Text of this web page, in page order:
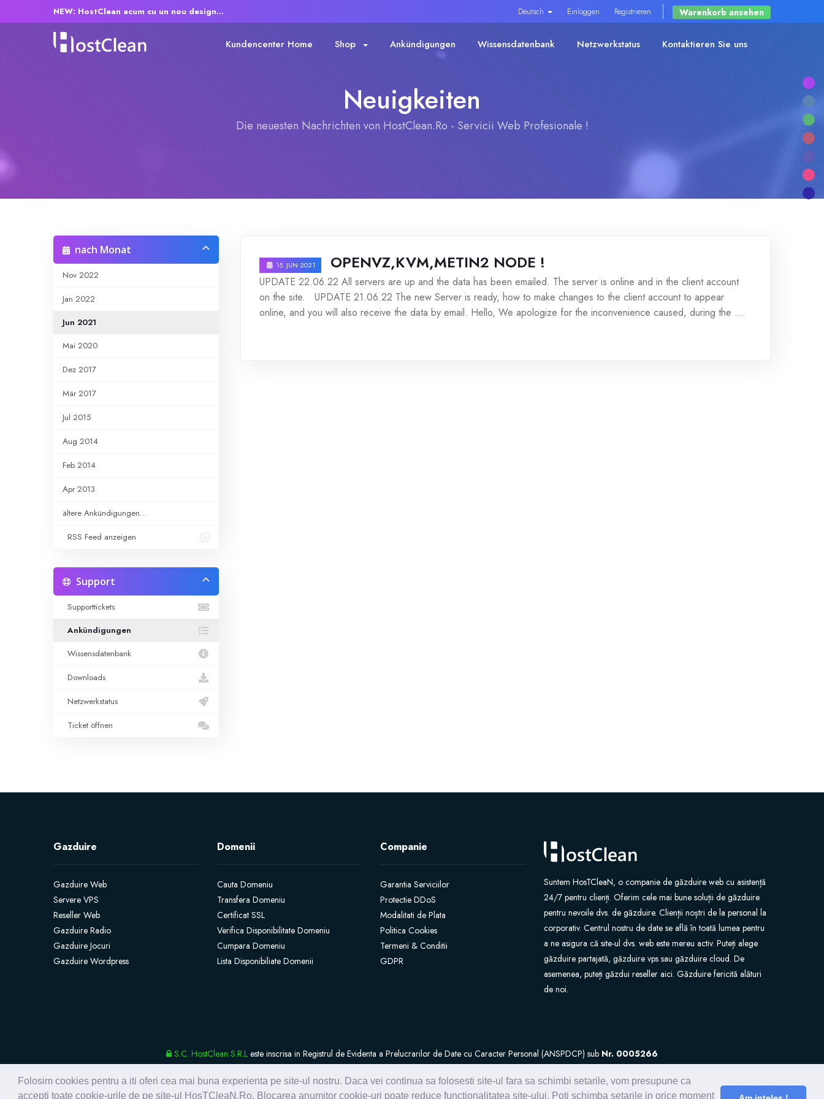
Folosim cookies pentru a iti oferi cea mai buna experienta pe site-ul nostru. Daca vei continua sa folosesti site-ul fara sa schimbi setarile, vom presupune ca
accepti toate cookie-urile de pe site-ul HosTCleaN.Ro. Blocarea anumitor cookie-uri poate reduce functionalitatea site-ului. Poti schimba setarile in orice moment
NEW: HostClean acum cu un nou design... Deutsch Einloggen Registrieren Warenkorb ansehen
Kundencenter Home Shop Ankündigungen Wissensdatenbank Netzwerkstatus Kontaktieren Sie uns
Neuigkeiten
Die neuesten Nachrichten von HostClean.Ro - Servicii Web Profesionale !
nach Monat
Nov 2022
Jan 2022
Jun 2021
Mai 2020
Dez 2017
Mär 2017
Jul 2015
Aug 2014
Feb 2014
Apr 2013
ältere Ankündigungen...
RSS Feed anzeigen
Support
Supporttickets
Ankündigungen
Wissensdatenbank
Downloads
Netzwerkstatus
Ticket öffnen
15. JUN 2021 OPENVZ,KVM,METIN2 NODE !
UPDATE 22.06.22 All servers are up and the data has been emailed. The server is online and in the client account
on the site. UPDATE 21.06.22 The new Server is ready, how to make changes to the client account to appear
online, and you will also receive the data by email. Hello, We apologize for the inconvenience caused, during the ...
Gazduire
Gazduire Web
Servere VPS
Reseller Web
Gazduire Radio
Gazduire Jocuri
Gazduire Wordpress
Domenii
Cauta Domeniu
Transfera Domeniu
Certificat SSL
Verifica Disponibilitate Domeniu
Cumpara Domeniu
Lista Disponibiliate Domenii
Companie
Garantia Serviciilor
Protectie DDoS
Modalitati de Plata
Politica Cookies
Termeni & Conditii
GDPR
Suntem HosTCleaN, o companie de găzduire web cu asistență
24/7 pentru clienți. Oferim cele mai bune soluții de găzduire
pentru nevoile dvs. de găzduire. Clienții noștri de la personal la
corporativ. Centrul nostru de date se află în toată lumea pentru
a ne asigura că site-ul dvs. web este mereu activ. Puteți alege
găzduire partajată, găzduire vps sau găzduire cloud. De
asemenea, puteți găzdui reseller aici. Găzduire fericită alături
de noi.
S.C. HostClean S.R.L este inscrisa in Registrul de Evidenta a Prelucrarilor de Date cu Caracter Personal (ANSPDCP) sub Nr. 0005266